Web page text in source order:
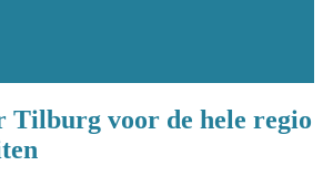
Tilburg voor de hele regio